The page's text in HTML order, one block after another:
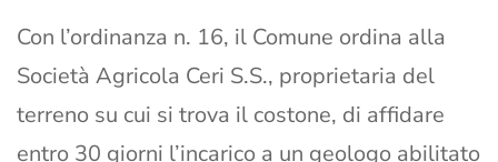
Con l’ordinanza n. 16, il Comune ordina alla
Società Agricola Ceri S.S., proprietaria del
terreno su cui si trova il costone, di affidare
entro 30 giorni l’incarico a un geologo abilitato